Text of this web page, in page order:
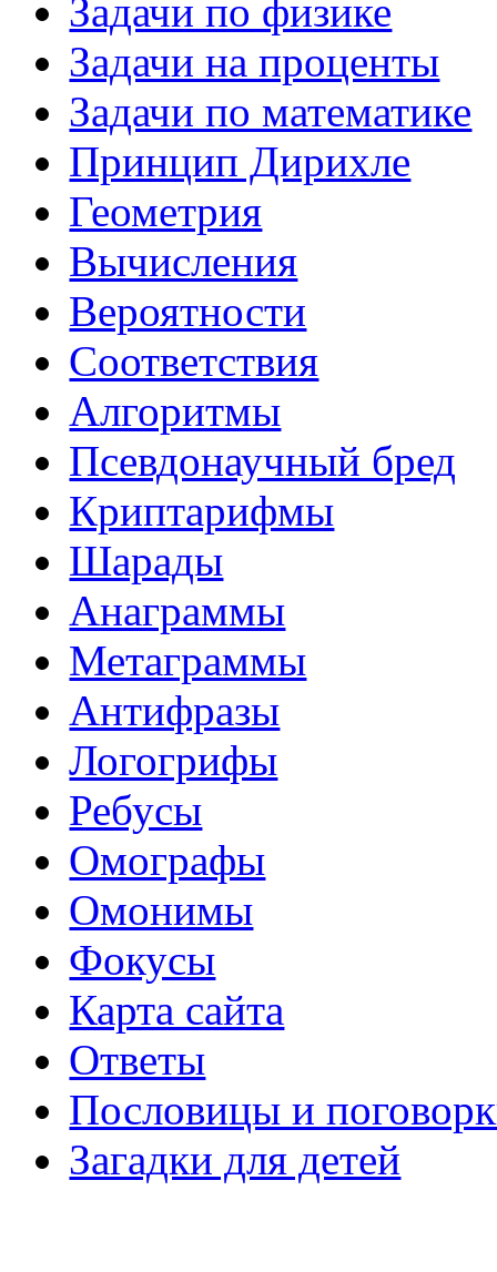
Задачи по физике
Задачи на проценты
Задачи по математике
Принцип Дирихле
Геометрия
Вычисления
Вероятности
Соответствия
Алгоритмы
Псевдонаучный бред
Криптарифмы
Шарады
Анаграммы
Метаграммы
Антифразы
Логогрифы
Ребусы
Омографы
Омонимы
Фокусы
Карта сайта
Ответы
Пословицы и
Загадки для детей